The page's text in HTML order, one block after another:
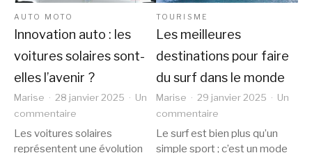
AUTO MOTO
Innovation auto : les
voitures solaires sont-
elles l’avenir ?
Marise 28 janvier 2025
Un
commentaire
Innovation
auto
Les voitures solaires
représentent une évolution
TOURISME
Les meilleures
destinations pour faire
du surf dans le monde
Marise 29 janvier 2025
Un
commentaire
Les
meilleures
Le surf est bien plus qu’un
simple sport ; c’est un mode